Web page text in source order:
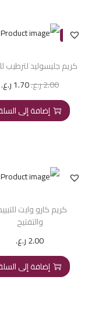
-15%
كريم جليسوليد لترطيب
2.00ر.ع.1.70ر.ع.
إضافة إلى
كريم كارو وايت
والتفتيح
2.00ر.ع.
إضافة إلى